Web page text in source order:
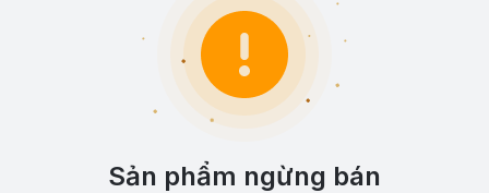
Sản phẩm ngừng bán